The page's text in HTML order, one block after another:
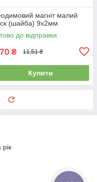
магніт малий
(шайба) 9х2мм
до відправки
₴ 11,51 ₴
Купити